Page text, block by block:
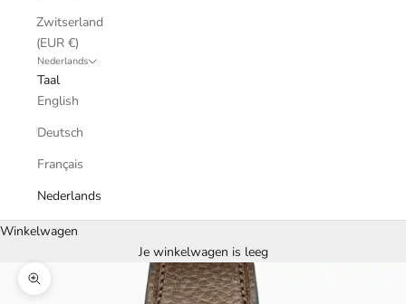
Zwitserland
(EUR €)
Nederlands
Taal
English
Deutsch
Français
Nederlands
Winkelwagen
Je winkelwagen is leeg
In-/uitzoomen